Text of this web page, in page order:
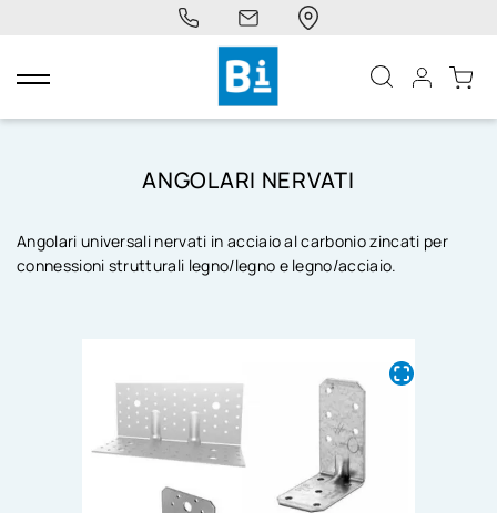
navigazione
ANGOLARI NERVATI
Angolari universali nervati in acciaio al carbonio zincati per
connessioni strutturali legno/legno e legno/acciaio.